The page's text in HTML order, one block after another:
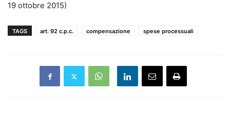
19 ottobre 2015)
TAGS art. 92 c.p.c. compensazione spese processuali